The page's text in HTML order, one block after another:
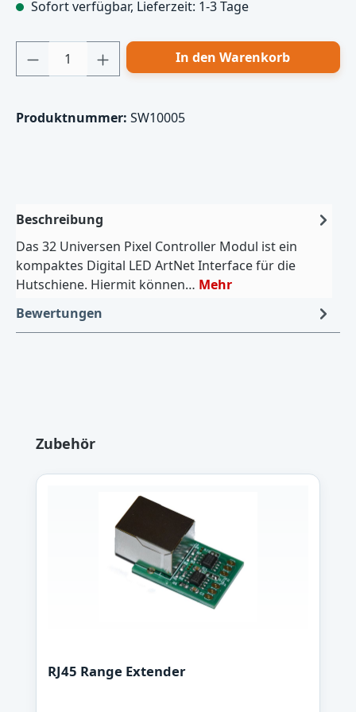
Sofort verfügbar, Lieferzeit: 1-3 Tage
Produkt Anzahl: Gib den gewünschten
In den Warenkorb
Produktnummer: SW10005
Beschreibung
Das 32 Universen Pixel Controller Modul ist ein
kompaktes Digital LED ArtNet Interface für die
Hutschiene. Hiermit können… Mehr
Bewertungen
Produktgalerie überspringen
Zubehör
RJ45 Range Extender